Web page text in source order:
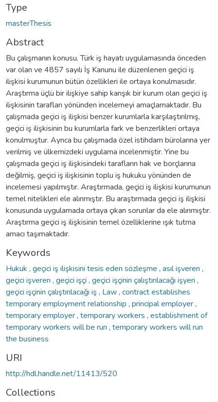
Type
masterThesis
Abstract
Bu çalışmanın konusu, Türk iş hayatı uygulamasında önceden
var olan ve 4857 sayılı İş Kanunu ile düzenlenen geçici iş
ilişkisi kurumunun bütün özellikleri ile ortaya konulmasıdır.
Araştırma üçlü bir ilişkiye sahip karışık bir kurum olan geçici iş
ilişkisinin tarafları yönünden incelemeyi amaçlamaktadır. Bu
çalışmada geçici iş ilişkisi benzer kurumlarla karşılaştırılmış,
geçici iş ilişkisinin bu kurumlarla fark ve benzerlikleri ortaya
konulmuştur. Ayrıca bu çalışmada özel istihdam bürolarına yer
verilmiş ve ülkemizdeki uygulama incelenmiştir. Yine bu
çalışmada geçici iş ilişkisindeki tarafların hak ve borçlarına
değilmiş, geçici iş ilişkisinin toplu iş hukuku yönünden de
incelemesi yapılmıştır. Araştırmada, geçici iş ilişkisi kurumunun
temel nitelikleri ele alınmıştır. Bu araştırmada geçici iş ilişkisi
konusunda uygulamada ortaya çıkan sorunlar da ele alınmıştır.
Araştırma geçici iş ilişkisinin temel özelliklerine ışık tutma
amacı taşımaktadır.
Keywords
Hukuk , geçici iş ilişkisini tesis eden sözleşme , asıl işveren ,
geçici işveren , geçici işçi , geçici işçinin çalıştırılacağı işyeri ,
geçici işçinin çalıştırılacağı iş , Law, contract establishes
temporary employment relationship , principal employer,
temporary employer, temporary workers , establishment of
temporary workers will be run , temporary workers will run
the business
URI
http://hdl.handle.net/11413/520
Collections